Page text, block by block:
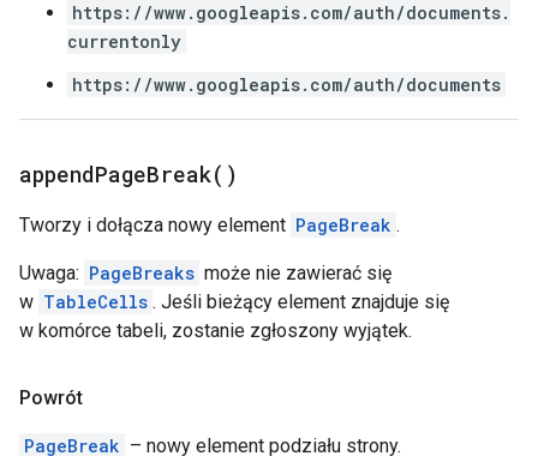
https://www.googleapis.com/auth/documents.
currentonly
https://www.googleapis.com/auth/documents
appendPageBreak( )
Tworzy i dołącza nowy element PageBreak .
Uwaga: PageBreaks może nie zawierać się
w TableCells . Jeśli bieżący element znajduje się
w komórce tabeli, zostanie zgłoszony wyjątek.
Powrót
PageBreak – nowy element podziału strony.